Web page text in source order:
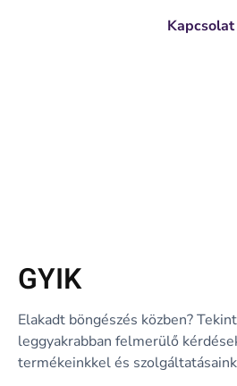
Kapcsolat
GYIK
Elakadt böngészés közben?
leggyakrabban felmerülő
termékeinkkel és